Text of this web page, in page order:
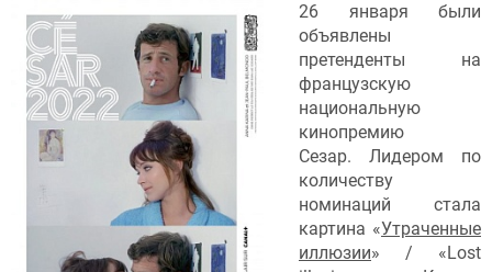
26 января были
объявлены
претенденты на
французскую
национальную
кинопремию
Сезар. Лидером по
количеству
номинаций стала
картина «Утраченные
иллюзии» / «Lost